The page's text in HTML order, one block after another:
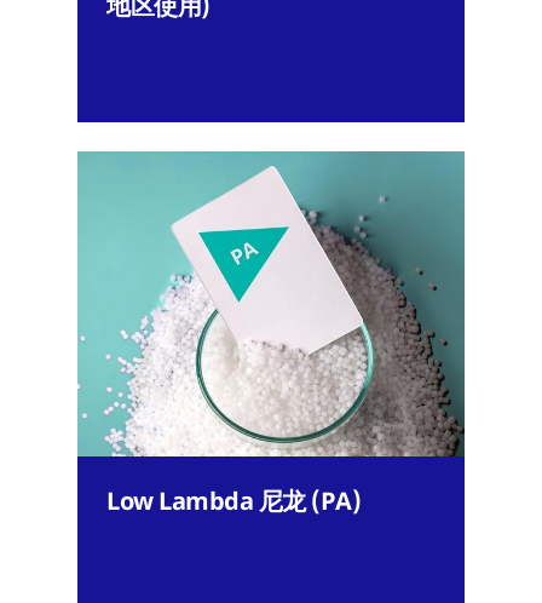
Low Lambda 尼龙 (PA)